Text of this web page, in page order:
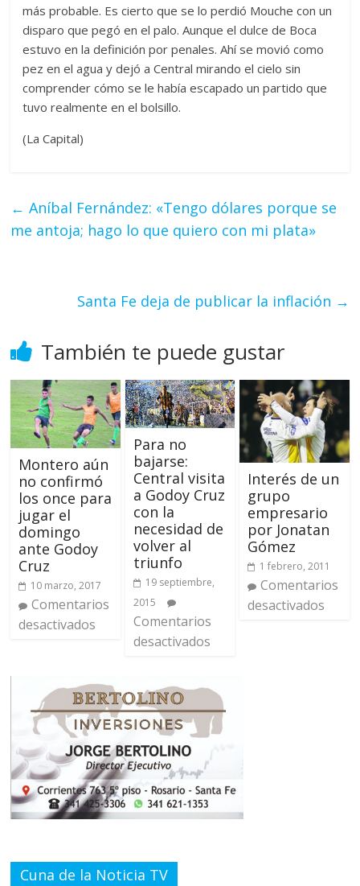
más probable. Es cierto que se lo perdió Mouche con un
disparo que pegó en el palo. Aunque el dulce de Boca
estuvo en la definición por penales. Ahí se movió como
pez en el agua y dejó a Central mirando el cielo sin
comprender cómo se le había escapado un partido que
tuvo realmente en el bolsillo.
(La Capital)
← Aníbal Fernández: «Tengo dólares porque se
me antoja; hago lo que quiero con mi plata»
Santa Fe deja de publicar la inflación →
También te puede gustar
Montero aún
no confirmó
los once para
jugar el
domingo
ante Godoy
Cruz
10 marzo, 2017
Comentarios
desactivados
Para no
bajarse:
Central visita
a Godoy Cruz
con la
necesidad de
volver al
triunfo
19 septiembre,
2015
Comentarios
desactivados
Interés de un
grupo
empresario
por Jonatan
Gómez
1 febrero, 2011
Comentarios
desactivados
Cuna de la Noticia TV